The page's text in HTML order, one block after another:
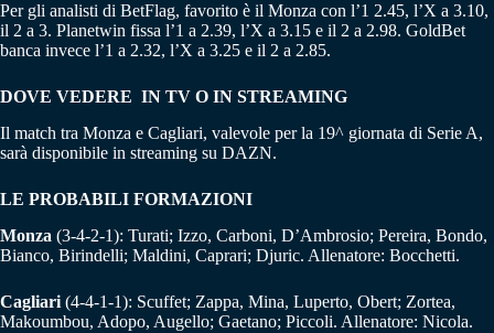
Per gli analisti di BetFlag, favorito è il Monza con l’1 2.45, l’X a 3.10,
il 2 a 3. Planetwin fissa l’1 a 2.39, l’X a 3.15 e il 2 a 2.98. GoldBet
banca invece l’1 a 2.32, l’X a 3.25 e il 2 a 2.85.
DOVE VEDERE IN TV O IN STREAMING
Il match tra Monza e Cagliari, valevole per la 19^ giornata di Serie A,
sarà disponibile in streaming su DAZN.
LE PROBABILI FORMAZIONI
Monza (3-4-2-1): Turati; Izzo, Carboni, D’Ambrosio; Pereira, Bondo,
Bianco, Birindelli; Maldini, Caprari; Djuric. Allenatore: Bocchetti.
Cagliari (4-4-1-1): Scuffet; Zappa, Mina, Luperto, Obert; Zortea,
Makoumbou, Adopo, Augello; Gaetano; Piccoli. Allenatore: Nicola.